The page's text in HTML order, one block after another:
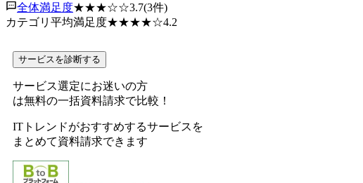
全体満足度★★★☆☆3.7(3件)
カテゴリ平均満足度★★★★☆4.2
サービスを診断する
サービス選定にお迷いの方
は無料の一括資料請求で比較！
ITトレンドがおすすめするサービスを
まとめて資料請求できます